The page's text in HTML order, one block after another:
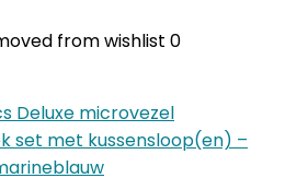
from wishlist 0